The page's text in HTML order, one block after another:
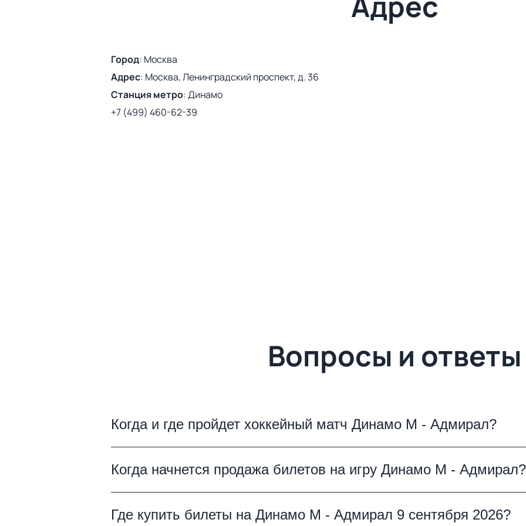
Город: Москва
Адрес: Москва, Ленинградский проспект, д. 36
Станция метро:Динамо
+7 (499) 460-62-39
Вопросы и ответы
Когда и где пройдет хоккейный матч Динамо М - Адмирал?
Динамо М - Адмирал пройдет 9 сентября 2026. Это событие
обещает подарить атмосферу настоящего хоккея на ВТБ-АРЕНА в Москве,
поддержку трибун. Уже сейчас вы можете забронировать билеты
Когда начнется продажа билетов на игру Динамо М - Адмирал?
Билеты на матч Динамо М - Адмирал уже в продаже! Все категории и
Где купить билеты на Динамо М - Адмирал 9 сентября 2026?